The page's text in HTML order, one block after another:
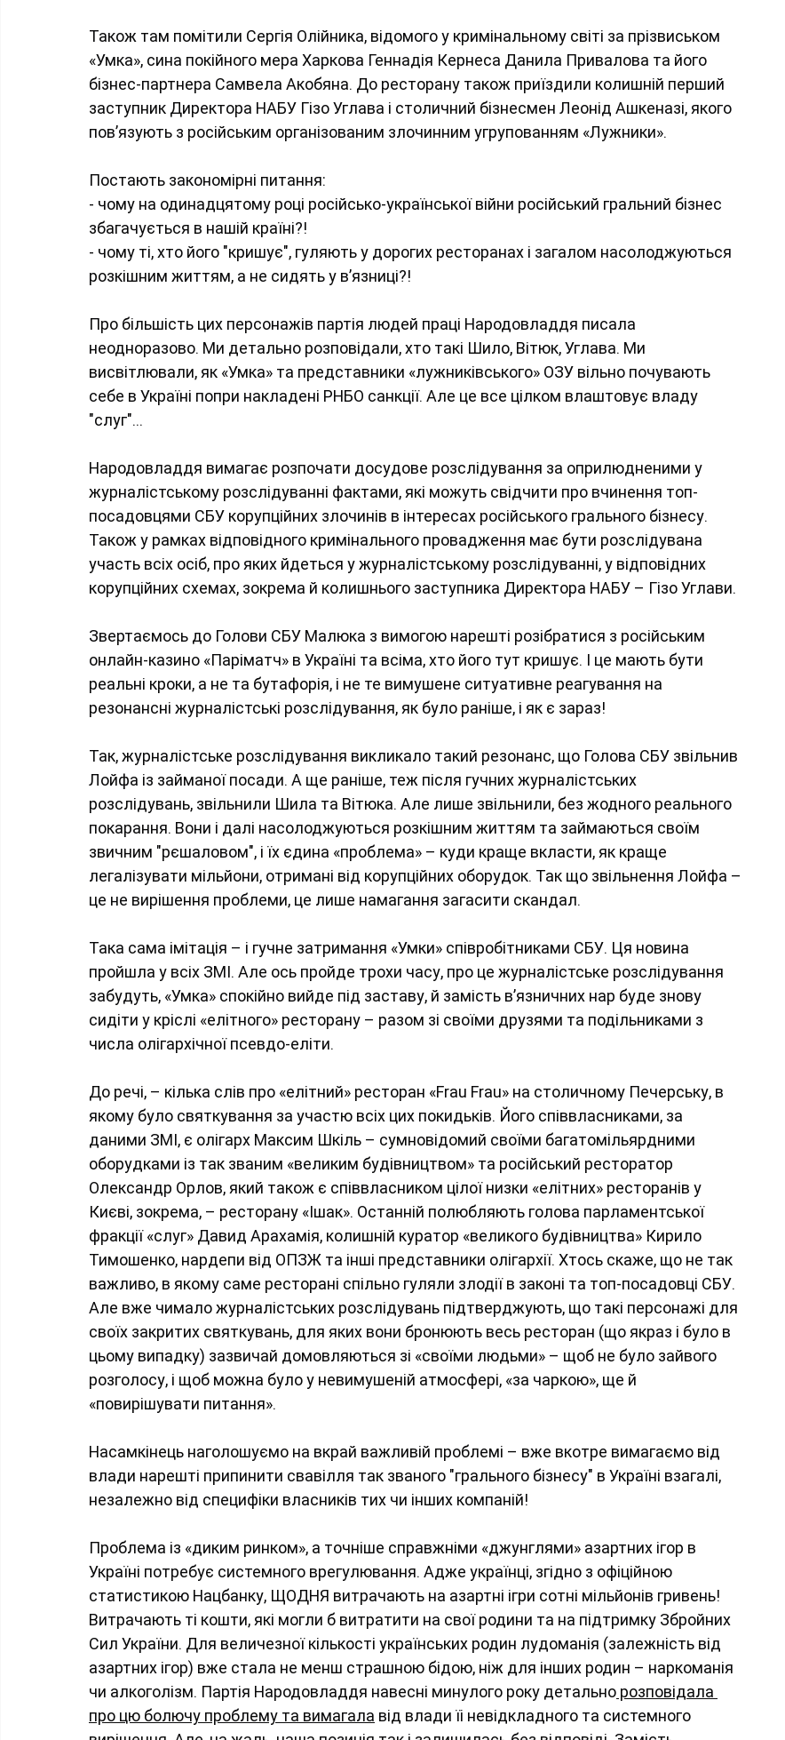
Також там помітили Сергія Олійника, відомого у кримінальному світі за прізвиськом
«Умка», сина покійного мера Харкова Геннадія Кернеса Данила Привалова та його
бізнес-партнера Самвела Акобяна. До ресторану також приїздили колишній перший
заступник Директора НАБУ Гізо Углава і столичний бізнесмен Леонід Ашкеназі, якого
пов’язують з російським організованим злочинним угрупованням «Лужники».
Постають закономірні питання:
- чому на одинадцятому році російсько-української війни російський гральний бізнес
збагачується в нашій країні?!
- чому ті, хто його "кришує", гуляють у дорогих ресторанах і загалом насолоджуються
розкішним життям, а не сидять у в’язниці?!
Про більшість цих персонажів партія людей праці Народовладдя писала
неодноразово. Ми детально розповідали, хто такі Шило, Вітюк, Углава. Ми
висвітлювали, як «Умка» та представники «лужниківського» ОЗУ вільно почувають
себе в Україні попри накладені РНБО санкції. Але це все цілком влаштовує владу
"слуг"...
Народовладдя вимагає розпочати досудове розслідування за оприлюдненими у
журналістському розслідуванні фактами, які можуть свідчити про вчинення топ-
посадовцями СБУ корупційних злочинів в інтересах російського грального бізнесу.
Також у рамках відповідного кримінального провадження має бути розслідувана
участь всіх осіб, про яких йдеться у журналістському розслідуванні, у відповідних
корупційних схемах, зокрема й колишнього заступника Директора НАБУ – Гізо Углави.
Звертаємось до Голови СБУ Малюка з вимогою нарешті розібратися з російським
онлайн-казино «Паріматч» в Україні та всіма, хто його тут кришує. І це мають бути
реальні кроки, а не та бутафорія, і не те вимушене ситуативне реагування на
резонансні журналістські розслідування, як було раніше, і як є зараз!
Так, журналістське розслідування викликало такий резонанс, що Голова СБУ звільнив
Лойфа із займаної посади. А ще раніше, теж після гучних журналістських
розслідувань, звільнили Шила та Вітюка. Але лише звільнили, без жодного реального
покарання. Вони і далі насолоджуються розкішним життям та займаються своїм
звичним "рєшаловом", і їх єдина «проблема» – куди краще вкласти, як краще
легалізувати мільйони, отримані від корупційних оборудок. Так що звільнення Лойфа –
це не вирішення проблеми, це лише намагання загасити скандал.
Така сама імітація – і гучне затримання «Умки» співробітниками СБУ. Ця новина
пройшла у всіх ЗМІ. Але ось пройде трохи часу, про це журналістське розслідування
забудуть, «Умка» спокійно вийде під заставу, й замість в’язничних нар буде знову
сидіти у кріслі «елітного» ресторану – разом зі своїми друзями та подільниками з
числа олігархічної псевдо-еліти.
До речі, – кілька слів про «елітний» ресторан «Frau Frau» на столичному Печерську, в
якому було святкування за участю всіх цих покидьків. Його співвласниками, за
даними ЗМІ, є олігарх Максим Шкіль – сумновідомий своїми багатомільярдними
оборудками із так званим «великим будівництвом» та російський ресторатор
Олександр Орлов, який також є співвласником цілої низки «елітних» ресторанів у
Києві, зокрема, – ресторану «Ішак». Останній полюбляють голова парламентської
фракції «слуг» Давид Арахамія, колишній куратор «великого будівництва» Кирило
Тимошенко, нардепи від ОПЗЖ та інші представники олігархії. Хтось скаже, що не так
важливо, в якому саме ресторані спільно гуляли злодії в законі та топ-посадовці СБУ.
Але вже чимало журналістських розслідувань підтверджують, що такі персонажі для
своїх закритих святкувань, для яких вони бронюють весь ресторан (що якраз і було в
цьому випадку) зазвичай домовляються зі «своїми людьми» – щоб не було зайвого
розголосу, і щоб можна було у невимушеній атмосфері, «за чаркою», ще й
«повирішувати питання».
Насамкінець наголошуємо на вкрай важливій проблемі – вже вкотре вимагаємо від
влади нарешті припинити свавілля так званого "грального бізнесу" в Україні взагалі,
незалежно від специфіки власників тих чи інших компаній!
Проблема із «диким ринком», а точніше справжніми «джунглями» азартних ігор в
Україні потребує системного врегулювання. Адже українці, згідно з офіційною
статистикою Нацбанку, ЩОДНЯ витрачають на азартні ігри сотні мільйонів гривень!
Витрачають ті кошти, які могли б витратити на свої родини та на підтримку Збройних
Сил України. Для величезної кількості українських родин лудоманія (залежність від
азартних ігор) вже стала не менш страшною бідою, ніж для інших родин – наркоманія
чи алкоголізм. Партія Народовладдя навесні минулого року детально розповідала
про цю болючу проблему та вимагала від влади їі невідкладного та системного